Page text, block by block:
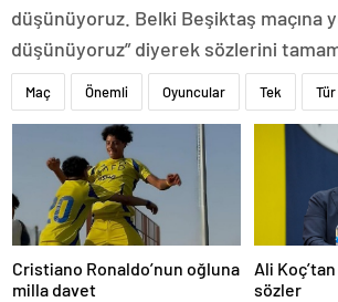
düşünüyoruz. Belki Beşiktaş maçına
düşünüyoruz” diyerek sözlerini
Maç Önemli Oyuncular Tek Tür
Cristiano Ronaldo’nun oğluna
milla davet
Ali
sözler